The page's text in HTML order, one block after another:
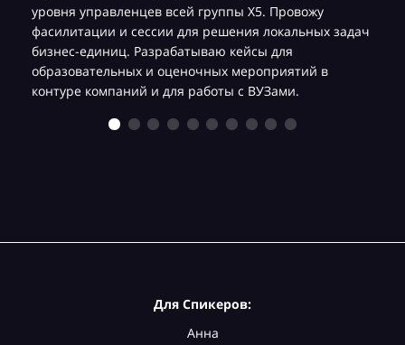
уровня управленцев всей группы Х5. Провожу
фасилитации и сессии для решения локальных задач
бизнес-единиц. Разрабатываю кейсы для
образовательных и оценочных мероприятий в
контуре компаний и для работы с ВУЗами.
Для Спикеров:
Анна